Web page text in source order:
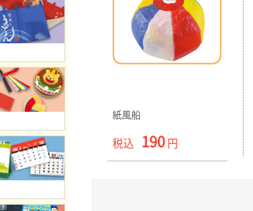
紙風船
税込 190 円